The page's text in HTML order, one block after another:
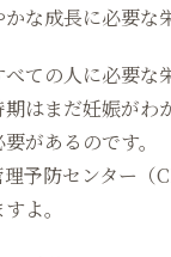
な成長に必要な
ての人に必要
はまだ妊娠が
があるのです。
予防センター
よ。